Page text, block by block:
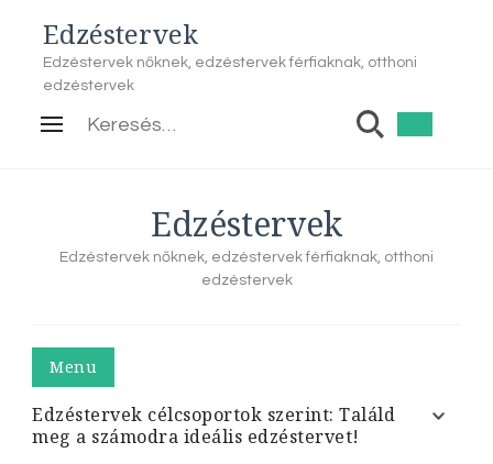
Edzéstervek
Edzéstervek nőknek, edzéstervek férfiaknak, otthoni
edzéstervek
Keresés:
Edzéstervek
Edzéstervek nőknek, edzéstervek férfiaknak, otthoni
edzéstervek
Menu
Edzéstervek célcsoportok szerint: Találd
meg a számodra ideális edzéstervet!